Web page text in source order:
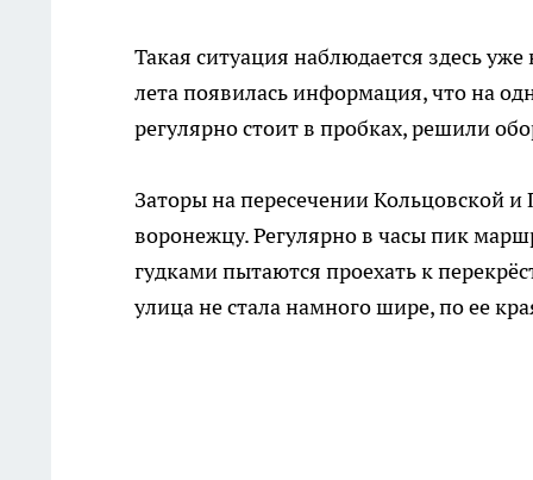
Такая ситуация наблюдается здесь
лета появилась информация, что на
регулярно стоит в пробках, решили
Заторы на пересечении Кольцовской
воронежцу. Регулярно в часы пик
гудками пытаются проехать к
улица не стала намного шире, по ее